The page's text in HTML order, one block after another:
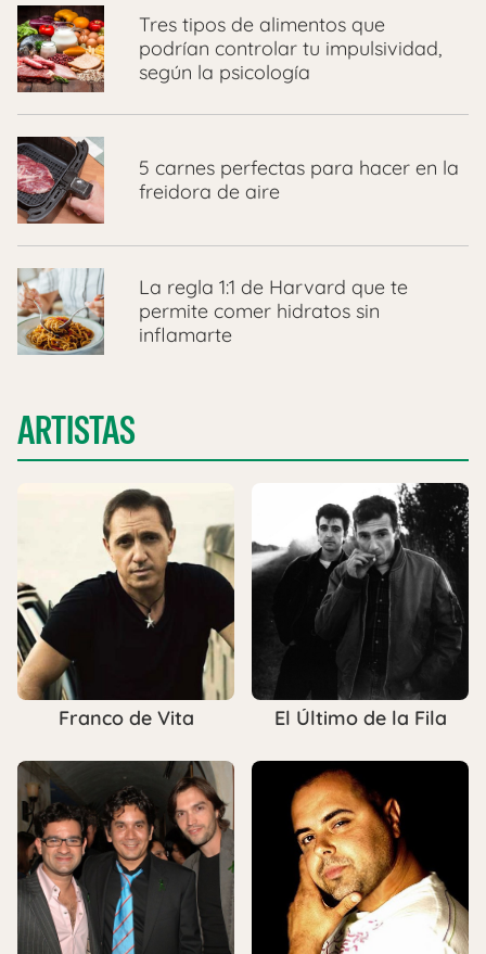
Tres tipos de alimentos que
podrían controlar tu impulsividad,
según la psicología
5 carnes perfectas para hacer en la
freidora de aire
La regla 1:1 de Harvard que te
permite comer hidratos sin
inflamarte
ARTISTAS
Franco de Vita El Último de la Fila